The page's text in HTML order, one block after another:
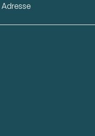
Adresse